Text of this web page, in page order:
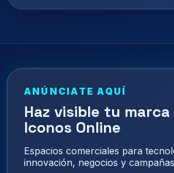
ANÚNCIATE AQUÍ
Haz visible tu marca
Iconos Online
Espacios comerciales para
innovación, negocios y